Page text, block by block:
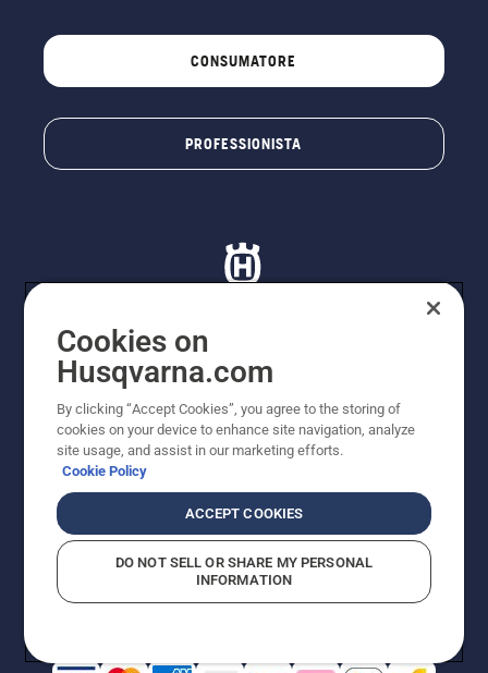
CONSUMATORE
PROFESSIONISTA
© Husqvarna AB (publ). Tutti i diritti riservati. I prezzi
Husqvarna Schweiz AG per i rivenditori specializzati
aderenti all’iniziativa, prezzi in CHF comprensivi di IVA
all’ 8,1% e TRA. Con riserva di modifica. Tutti i prezzi
indicati sono prezzi al dettaglio consigliati (IVA inclusa),
a meno che il prodotto non sia disponibile per l'acquisto
Informativa sui cookieTermini di utilizzo
Informativa sulla privacyRiferimentiCGVF Negozio online
Segnalazione di presunte violazioni
Cookies on
Husqvarna.com
By clicking “Accept Cookies”, you agree to the storing of
cookies on your device to enhance site navigation, analyze
site usage, and assist in our marketing efforts.
Cookie Policy
ACCEPT COOKIES
DO NOT SELL OR SHARE MY PERSONAL
INFORMATION